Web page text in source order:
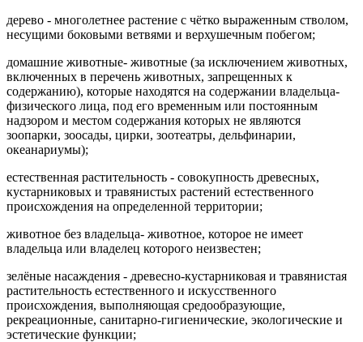
дерево - многолетнее растение с чётко выраженным стволом,
несущими боковыми ветвями и верхушечным побегом;
домашние животные- животные (за исключением животных,
включенных в перечень животных, запрещенных к
содержанию), которые находятся на содержании владельца-
физического лица, под его временным или постоянным
надзором и местом содержания которых не являются
зоопарки, зоосады, цирки, зоотеатры, дельфинарии,
океанариумы);
естественная растительность - совокупность древесных,
кустарниковых и травянистых растений естественного
происхождения на определенной территории;
животное без владельца- животное, которое не имеет
владельца или владелец которого неизвестен;
зелёные насаждения - древесно-кустарниковая и травянистая
растительность естественного и искусственного
происхождения, выполняющая средообразующие,
рекреационные, санитарно-гигиенические, экологические и
эстетические функции;